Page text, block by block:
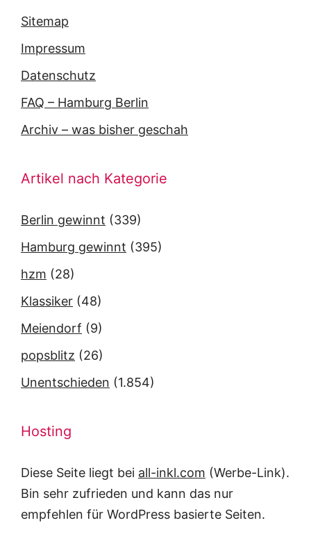
Sitemap
Impressum
Datenschutz
FAQ – Hamburg Berlin
Archiv – was bisher geschah
Artikel nach Kategorie
Berlin gewinnt (339)
Hamburg gewinnt (395)
hzm (28)
Klassiker (48)
Meiendorf (9)
popsblitz (26)
Unentschieden (1.854)
Hosting
Diese Seite liegt bei all-inkl.com (Werbe-Link).
Bin sehr zufrieden und kann das nur
empfehlen für WordPress basierte Seiten.